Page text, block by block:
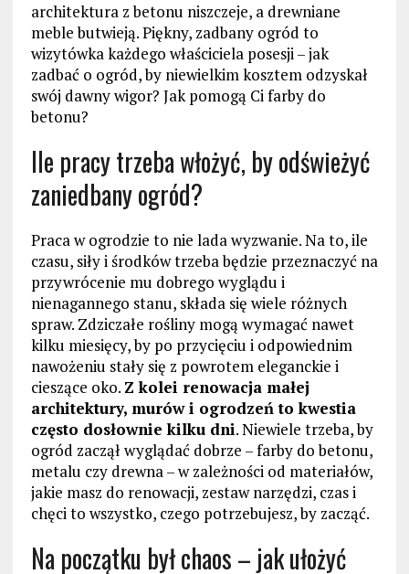
architektura z betonu niszczeje, a drewniane
meble butwieją. Piękny, zadbany ogród to
wizytówka każdego właściciela posesji – jak
zadbać o ogród, by niewielkim kosztem odzyskał
swój dawny wigor? Jak pomogą Ci farby do
betonu?
Ile pracy trzeba włożyć, by odświeżyć
zaniedbany ogród?
Praca w ogrodzie to nie lada wyzwanie. Na to, ile
czasu, siły i środków trzeba będzie przeznaczyć na
przywrócenie mu dobrego wyglądu i
nienagannego stanu, składa się wiele różnych
spraw. Zdziczałe rośliny mogą wymagać nawet
kilku miesięcy, by po przycięciu i odpowiednim
nawożeniu stały się z powrotem eleganckie i
cieszące oko. Z kolei renowacja małej
architektury, murów i ogrodzeń to kwestia
często dosłownie kilku dni. Niewiele trzeba, by
ogród zaczął wyglądać dobrze – farby do betonu,
metalu czy drewna – w zależności od materiałów,
jakie masz do renowacji, zestaw narzędzi, czas i
chęci to wszystko, czego potrzebujesz, by zacząć.
Na początku był chaos – jak ułożyć